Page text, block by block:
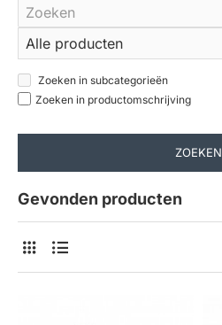
Zoeken in subcategorieën
Zoeken in productomschrijving
ZOEKEN
Gevonden producten